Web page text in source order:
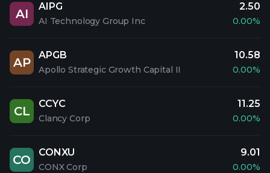
AI
AIPG
AI Technology Group Inc
2.50
0.00%
AP
APGB
Apollo Strategic Growth Capital II
10.58
0.00%
CL
CCYC
Clancy Corp
11.25
0.00%
CO
CONXU
CONX Corp
9.01
0.00%